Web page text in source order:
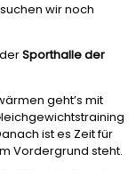
wir noch
Sporthalle der
geht’s mit
ist es Zeit für
Vordergrund steht.